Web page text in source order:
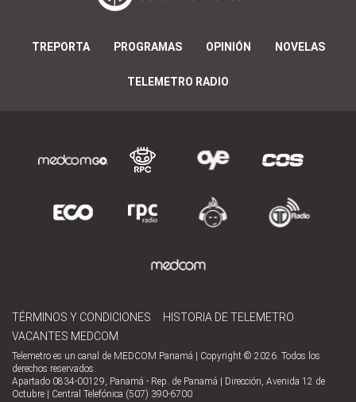
TREPORTA PROGRAMAS OPINIÓN NOVELAS
TELEMETRO RADIO
TÉRMINOS Y CONDICIONES
HISTORIA DE TELEMETRO
VACANTES MEDCOM
Telemetro es un canal de MEDCOM Panamá | Copyright © 2026. Todos los
derechos reservados.
Apartado 0834-00129, Panamá - Rep. de Panamá | Dirección, Avenida 12 de
Octubre | Central Telefónica (507) 390-6700